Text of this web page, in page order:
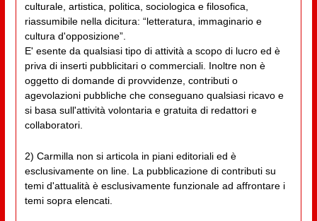
culturale, artistica, politica, sociologica e filosofica,
riassumibile nella dicitura: “letteratura, immaginario e
cultura d'opposizione”.
E' esente da qualsiasi tipo di attività a scopo di lucro ed è
priva di inserti pubblicitari o commerciali. Inoltre non è
oggetto di domande di provvidenze, contributi o
agevolazioni pubbliche che conseguano qualsiasi ricavo e
si basa sull'attività volontaria e gratuita di redattori e
collaboratori.
2) Carmilla non si articola in piani editoriali ed è
esclusivamente on line. La pubblicazione di contributi su
temi d'attualità è esclusivamente funzionale ad affrontare i
temi sopra elencati.